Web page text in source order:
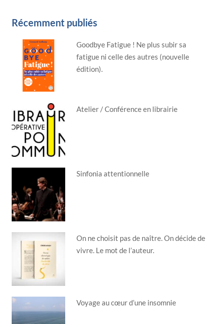
Récemment publiés
Goodbye Fatigue ! Ne plus subir sa
fatigue ni celle des autres (nouvelle
édition).
Atelier / Conférence en librairie
Sinfonia attentionnelle
On ne choisit pas de naître. On décide de
vivre. Le mot de l’auteur.
Voyage au cœur d’une insomnie